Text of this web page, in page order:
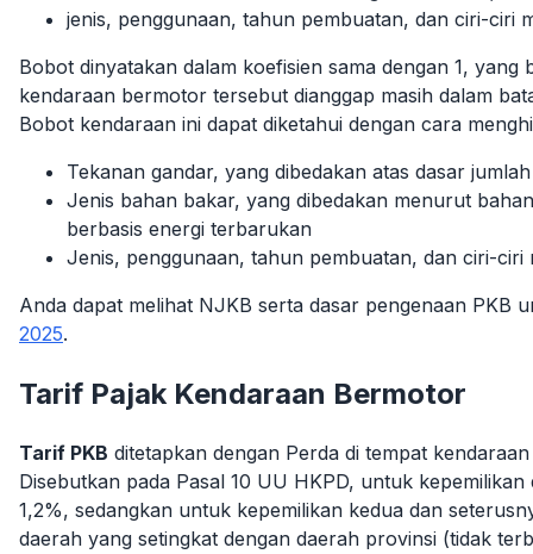
jenis, penggunaan, tahun pembuatan, dan ciri-ciri
Bobot dinyatakan dalam koefisien sama dengan 1,
kendaraan bermotor tersebut dianggap masih dalam
Bobot kendaraan ini dapat diketahui dengan cara
Tekanan gandar, yang dibedakan atas dasar
Jenis bahan bakar, yang dibedakan menurut
berbasis energi terbarukan
Jenis, penggunaan, tahun pembuatan, dan ciri-ciri
Anda dapat melihat NJKB serta dasar pengenaan PKB
2025.
Tarif Pajak Kendaraan Bermotor
Tarif PKB ditetapkan dengan Perda di tempat
Disebutkan pada Pasal 10 UU HKPD, untuk
1,2%, sedangkan untuk kepemilikan kedua dan
daerah yang setingkat dengan daerah provinsi (tidak